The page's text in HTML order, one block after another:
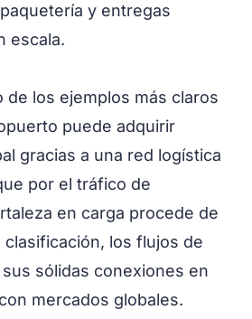
y entregas
escala.
de los ejemplos más claros
puede adquirir
gracias a una red logística
por el tráfico de
en carga procede de
clasificación, los flujos de
sólidas conexiones en
mercados globales.